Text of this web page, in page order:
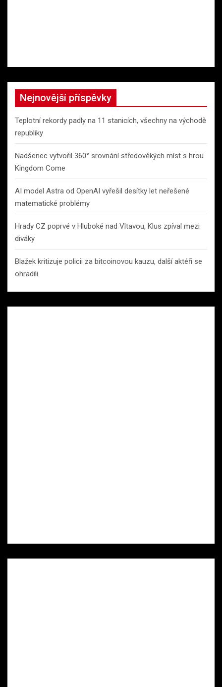
Nejnovější příspěvky
Teplotní rekordy padly na 11 stanicích, všechny na východě
republiky
Nadšenec vytvořil 360° srovnání středověkých míst s hrou
Kingdom Come
AI model Astra od OpenAI vyřešil desítky let neřešené
matematické problémy
Hrady CZ poprvé v Hluboké nad Vltavou, Klus zpíval mezi
diváky
Blažek kritizuje policii za bitcoinovou kauzu, další aktéři se
ohradili